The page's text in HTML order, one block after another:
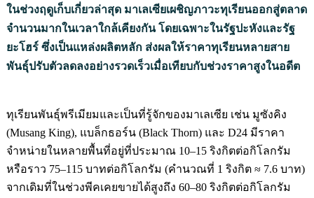
ในช่วงฤดูเก็บเกี่ยวล่าสุด มาเลเซียเผชิญภาวะทุเรียนออกสู่ตลาด
จำนวนมากในเวลาใกล้เคียงกัน โดยเฉพาะในรัฐปะหังและรัฐ
ยะโฮร์ ซึ่งเป็นแหล่งผลิตหลัก ส่งผลให้ราคาทุเรียนหลายสาย
พันธุ์ปรับตัวลดลงอย่างรวดเร็วเมื่อเทียบกับช่วงราคาสูงในอดีต
ทุเรียนพันธุ์พรีเมียมและเป็นที่รู้จักของมาเลเซีย เช่น มูซังคิง
(Musang King), แบล็กธอร์น (Black Thorn) และ D24 มีราคา
จำหน่ายในหลายพื้นที่อยู่ที่ประมาณ 10–15 ริงกิตต่อกิโลกรัม
หรือราว 75–115 บาทต่อกิโลกรัม (คำนวณที่ 1 ริงกิต ≈ 7.6 บาท)
จากเดิมที่ในช่วงพีคเคยขายได้สูงถึง 60–80 ริงกิตต่อกิโลกรัม